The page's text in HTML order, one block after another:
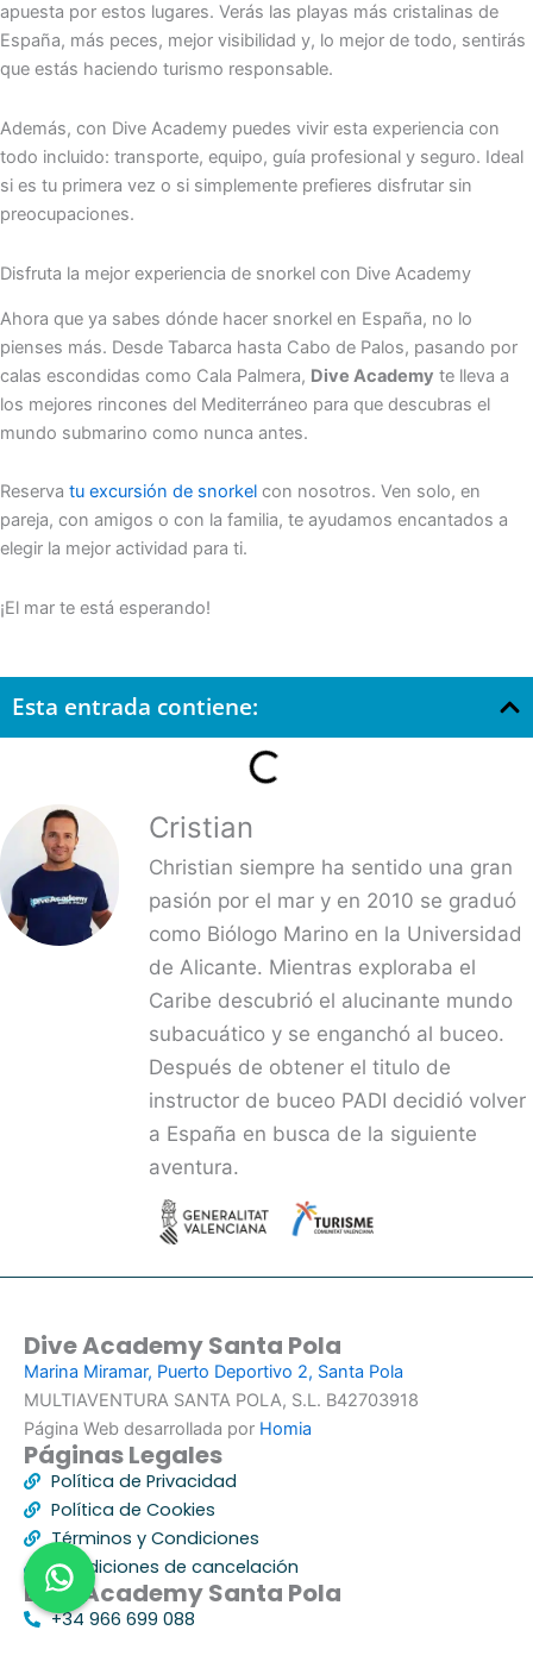
apuesta por estos lugares. Verás las playas más cristalinas de
España, más peces, mejor visibilidad y, lo mejor de todo, sentirás
que estás haciendo turismo responsable.
Además, con Dive Academy puedes vivir esta experiencia con
todo incluido: transporte, equipo, guía profesional y seguro. Ideal
si es tu primera vez o si simplemente prefieres disfrutar sin
preocupaciones.
Disfruta la mejor experiencia de snorkel con Dive Academy
Ahora que ya sabes dónde hacer snorkel en España, no lo
pienses más. Desde Tabarca hasta Cabo de Palos, pasando por
calas escondidas como Cala Palmera, Dive Academy te lleva a
los mejores rincones del Mediterráneo para que descubras el
mundo submarino como nunca antes.
Reserva tu excursión de snorkel con nosotros. Ven solo, en
pareja, con amigos o con la familia, te ayudamos encantados a
elegir la mejor actividad para ti.
¡El mar te está esperando!
Esta entrada contiene:
Cristian
Christian siempre ha sentido una gran
pasión por el mar y en 2010 se graduó
como Biólogo Marino en la Universidad
de Alicante. Mientras exploraba el
Caribe descubrió el alucinante mundo
subacuático y se enganchó al buceo.
Después de obtener el titulo de
instructor de buceo PADI decidió volver
a España en busca de la siguiente
aventura.
Dive Academy Santa Pola
Marina Miramar, Puerto Deportivo 2, Santa Pola
MULTIAVENTURA SANTA POLA, S.L. B42703918
Página Web desarrollada por Homia
Páginas Legales
Política de Privacidad
Política de Cookies
Términos y Condiciones
Condiciones de cancelación
Dive Academy Santa Pola
+34 966 699 088